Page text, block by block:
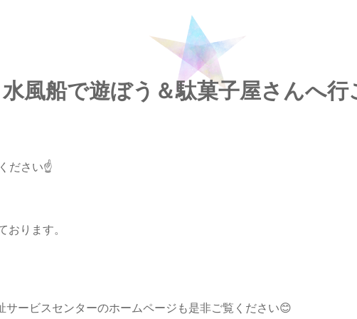
水風船で遊ぼう＆駄菓子屋さんへ行
ださい☝️
おります。
サービスセンターのホームページも是非ご覧ください😊